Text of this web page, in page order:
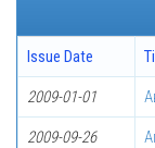
Issue Date
2009-01-01
2009-09-26